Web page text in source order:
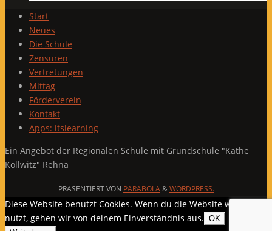
Start
Neues
Die Schule
Zensuren
Vertretungen
Mittag
Förderverein
Kontakt
Apps: itslearning
Ein Angebot der Regionalen Schule mit Grundschule "Käthe
Kollwitz" Rehna
PRÄSENTIERT VON PARABOLA&WORDPRESS.
Diese Website benutzt Cookies. Wenn du die Website weiter
nutzt, gehen wir von deinem Einverständnis aus. OK